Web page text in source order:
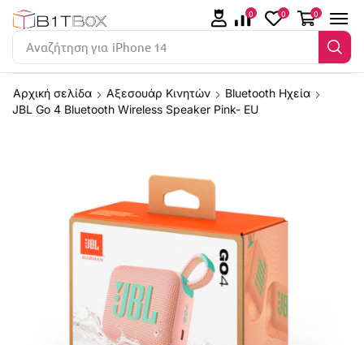
Αναζήτηση για iPhone 14
0 0 0
Αρχική σελίδα Αξεσουάρ Κινητών
Bluetooth Ηχεία
JBL Go 4 Bluetooth Wireless Speaker Pink- EU